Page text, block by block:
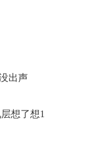
出声
想了想1